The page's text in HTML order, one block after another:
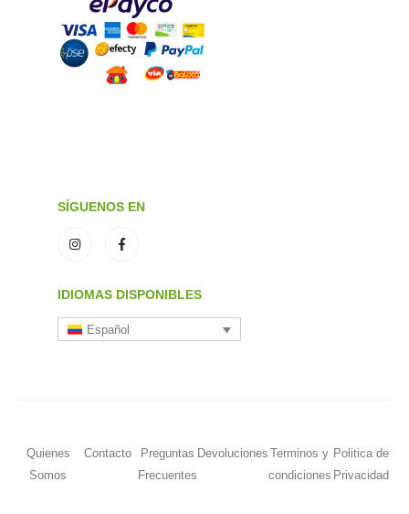
SÍGUENOS EN
IDIOMAS DISPONIBLES
Español
Quienes
Somos
Contacto
Preguntas
Frecuentes
Devoluciones Terminos y
condiciones
Politica de
Privacidad